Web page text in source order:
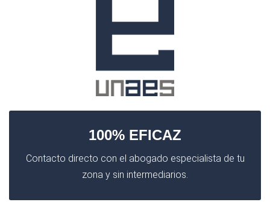
100% EFICAZ
Contacto directo con el abogado especialista de tu
zona y sin intermediarios.